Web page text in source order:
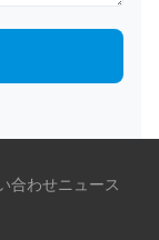
合わせ ニュース